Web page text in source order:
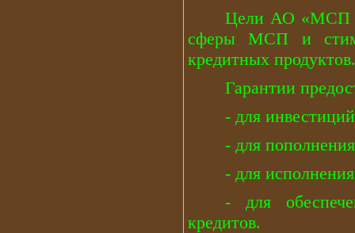
Цели АО «МСП
сферы МСП и
кредитных продуктов.
Гарантии
- для
- для
- для
- для
кредитов.